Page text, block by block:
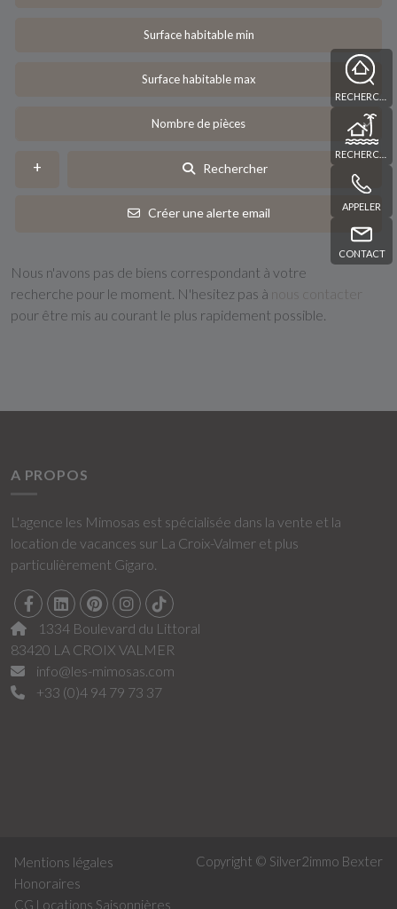
APPELER
CONTACT
Nombre de pièces
Rechercher
Créer une alerte email
Nous n'avons pas de biens correspondant à votre
recherche pour le moment. N'hesitez pas à nous contacter
pour être mis au courant le plus rapidement possible.
A PROPOS
L'agence les Mimosas est spécialisée dans la vente et la
location de vacances sur La Croix-Valmer et plus
particulièrement Gigaro.
1334 Boulevard du Littoral
83420 LA CROIX VALMER
info@les-mimosas.com
+33 (0)4 94 79 73 37
Mentions légales
Honoraires
CG Locations Saisonnières
Copyright © Silver2immo Bexter